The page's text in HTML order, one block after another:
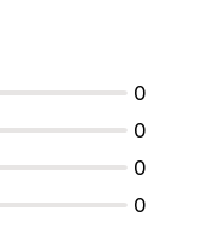
0
0
0
0